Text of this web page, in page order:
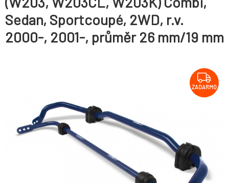
Sedan, Sportcoupé, 2WD, r.v.
2000-, 2001-, průměr 26 mm/19 mm
ZADARMO